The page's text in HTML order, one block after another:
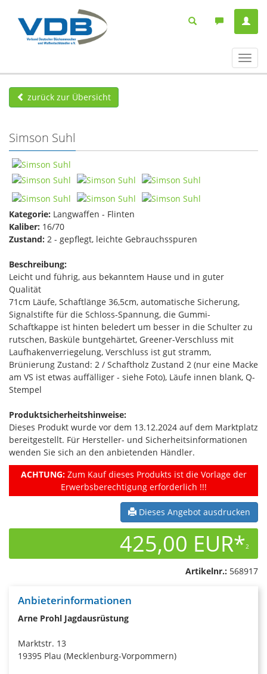
ein-/
zurück zur Übersicht
Simson Suhl
Kategorie: Langwaffen - Flinten
Kaliber: 16/70
Zustand: 2 - gepflegt, leichte Gebrauchsspuren
Beschreibung:
Leicht und führig, aus bekanntem Hause und in guter
Qualität
71cm Läufe, Schaftlänge 36,5cm, automatische Sicherung,
Signalstifte für die Schloss-Spannung, die Gummi-
Schaftkappe ist hinten beledert um besser in die Schulter zu
rutschen, Basküle buntgehärtet, Greener-Verschluss mit
Laufhakenverriegelung, Verschluss ist gut stramm,
Brünierung Zustand: 2 / Schaftholz Zustand 2 (nur eine Macke
am VS ist etwas auffälliger - siehe Foto), Läufe innen blank, Q-
Stempel
Produktsicherheitshinweise:
Dieses Produkt wurde vor dem 13.12.2024 auf dem Marktplatz
bereitgestellt. Für Hersteller- und Sicherheitsinformationen
wenden Sie sich an den anbietenden Händler.
ACHTUNG:Zum Kauf dieses Produkts ist die Vorlage der
Erwerbsberechtigung erforderlich !!!
Dieses Angebot ausdrucken
425,00 EUR*2
Artikelnr.: 568917
Anbieterinformationen
Arne Prohl Jagdausrüstung
Marktstr. 13
19395 Plau (Mecklenburg-Vorpommern)